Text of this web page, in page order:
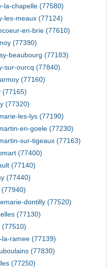
la-chapelle (77580)
les-meaux (77124)
en-brie (77610)
(77390)
beaubourg (77183)
sur-ourcq (77840)
(77160)
(77165)
(77320)
les-lys (77190)
en-goele (77230)
sur-tigeaux (77163)
(77400)
(77140)
(77440)
dontilly (77520)
(77130)
(77510)
la-ramee (77139)
(77830)
(77250)